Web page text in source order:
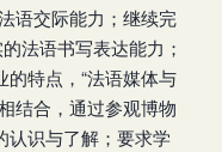
语交际能力；继续完
法语书写表达能力；
特点，“法语媒体与
结合，通过参观博物
认识与了解；要求学